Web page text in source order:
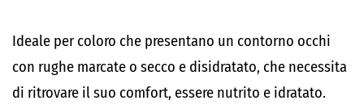
Ideale per coloro che presentano un contorno occhi
con rughe marcate o secco e disidratato, che necessita
di ritrovare il suo comfort, essere nutrito e idratato.